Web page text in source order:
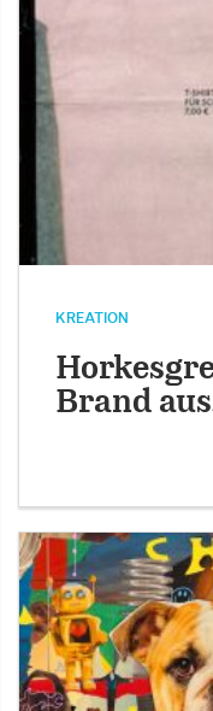
KREATION
Brand